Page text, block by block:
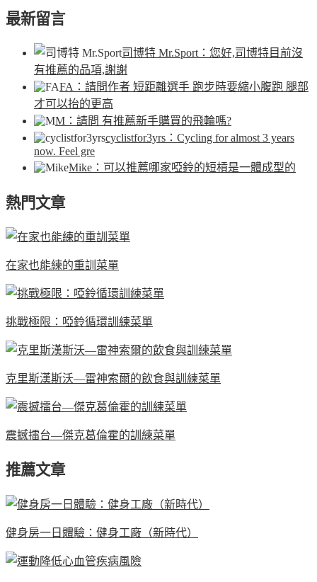
最新留言
司博特 Mr.Sport ：您好,司博特目前沒
有推薦的品項,謝謝
FA ：請問作者 短距離選手 跑步時要縮小腹跑 腿部
才可以抬的更高
M ：請問 有推薦新手購買的飛輪嗎?
cyclistfor3yrs ：Cycling for almost 3 years
now. Feel gre
Mike ：可以推薦哪家啞鈴的短槓是一體成型的
熱門文章
在家也能練的重訓菜單
挑戰極限：啞鈴循環訓練菜單
克里斯漢斯沃—雷神索爾的飲食與訓練菜單
震撼擂台—傑克葛倫霍的訓練菜單
推薦文章
健身房一日體驗：健身工廠（新時代）